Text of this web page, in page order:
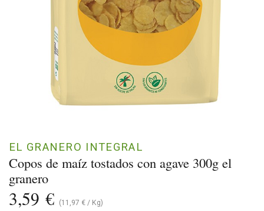
Copos de maíz tostados con agave 300g el
granero
EL GRANERO INTEGRAL
3,59 € (11,97 € / Kg)